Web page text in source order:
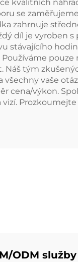
kvalitních
se
zahrnuje
díl je vyroben
stávajícího
tým
vaše
cena/výkon.
ODM